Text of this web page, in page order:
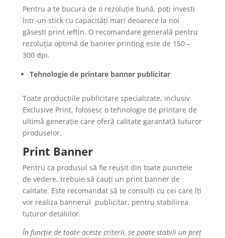
Pentru a te bucura de o rezoluție bună, poți investi
într-un stick cu capacități mari deoarece la noi
găsești print ieftin. O recomandare generală pentru
rezoluția optimă de banner printing este de 150 –
300 dpi.
Tehnologie de printare banner publicitar
Toate producțiile publicitare specializate, inclusiv
Exclusive Print, folosesc o tehnologie de printare de
ultimă generație care oferă calitate garantată tuturor
produselor.
Print Banner
Pentru ca produsul să fie reușit din toate punctele
de vedere, trebuie să cauți un print banner de
calitate. Este recomandat să te consulți cu cei care îți
vor realiza bannerul publicitar, pentru stabilirea
tuturor detaliilor.
În funcție de toate aceste criterii, se poate stabili un preț